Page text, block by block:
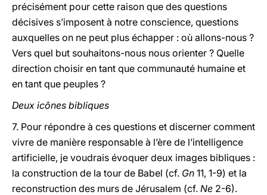
précisément pour cette raison que des questions
décisives s’imposent à notre conscience, questions
auxquelles on ne peut plus échapper : où allons-nous ?
Vers quel but souhaitons-nous nous orienter ? Quelle
direction choisir en tant que communauté humaine et
en tant que peuples ?
Deux icônes bibliques
7. Pour répondre à ces questions et discerner comment
vivre de manière responsable à l’ère de l’intelligence
artificielle, je voudrais évoquer deux images bibliques :
la construction de la tour de Babel (cf. Gn 11, 1-9) et la
reconstruction des murs de Jérusalem (cf. Ne 2-6).